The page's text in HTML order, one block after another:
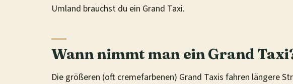
Umland brauchst du ein Grand Taxi.
Wann nimmt man ein Grand
Die größeren (oft cremefarbenen) Grand Taxis fahren längere